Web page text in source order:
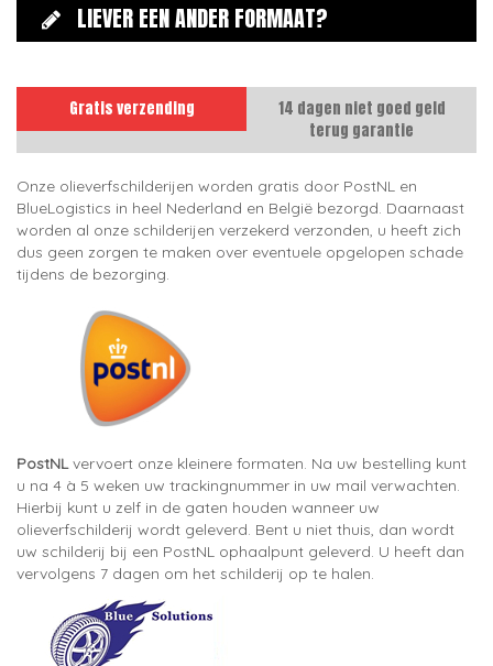
LIEVER EEN ANDER FORMAAT?
Gratis verzending
14 dagen niet goed geld
terug garantie
Onze olieverfschilderijen worden gratis door PostNL en
BlueLogistics in heel Nederland en België bezorgd. Daarnaast
worden al onze schilderijen verzekerd verzonden, u heeft zich
dus geen zorgen te maken over eventuele opgelopen schade
tijdens de bezorging.
PostNLvervoert onze kleinere formaten. Na uw bestelling kunt
u na 4 à 5 weken uw trackingnummer in uw mail verwachten.
Hierbij kunt u zelf in de gaten houden wanneer uw
olieverfschilderij wordt geleverd. Bent u niet thuis, dan wordt
uw schilderij bij een PostNL ophaalpunt geleverd. U heeft dan
vervolgens 7 dagen om het schilderij op te halen.